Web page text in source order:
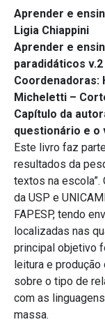
Aprender e
Ligia Chiappini
Aprender e
paradidáticos v.2
Coordenadoras:
Micheletti –
Capítulo da
questionário e o
Este livro faz
resultados da
textos na
da USP e
FAPESP, tendo
localizadas nas
principal objetivo
leitura e
sobre o tipo de
com as
massa.